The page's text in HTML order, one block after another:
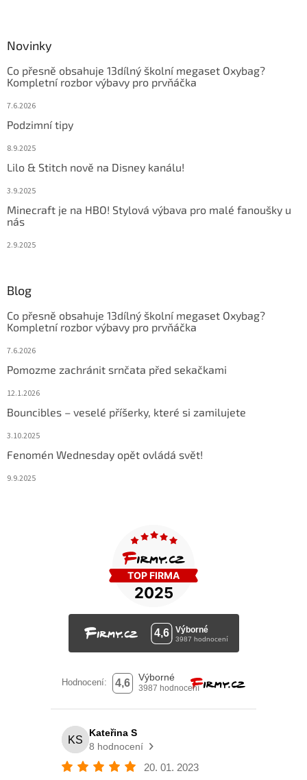
Novinky
Co přesně obsahuje 13dílný školní megaset Oxybag?
Kompletní rozbor výbavy pro prvňáčka
7.6.2026
Podzimní tipy
8.9.2025
Lilo & Stitch nově na Disney kanálu!
3.9.2025
Minecraft je na HBO! Stylová výbava pro malé fanoušky u
nás
2.9.2025
Blog
Co přesně obsahuje 13dílný školní megaset Oxybag?
Kompletní rozbor výbavy pro prvňáčka
7.6.2026
Pomozme zachránit srnčata před sekačkami
12.1.2026
Bouncibles – veselé příšerky, které si zamilujete
3.10.2025
Fenomén Wednesday opět ovládá svět!
9.9.2025